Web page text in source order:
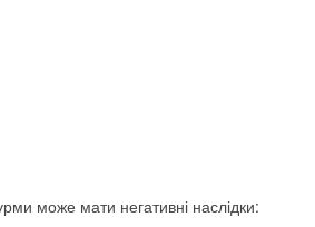
може мати негативні наслідки: